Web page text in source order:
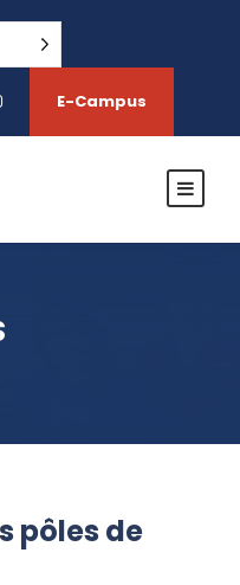
E-Campus
pôles de